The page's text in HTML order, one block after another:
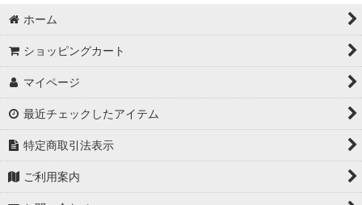
ホーム
ショッピングカート
マイページ
最近チェックしたアイテム
特定商取引法表示
ご利用案内